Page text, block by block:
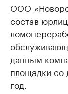
ООО
состав
данным
площадки со
год.